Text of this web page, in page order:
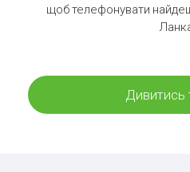
щоб телефонувати
Дивитись